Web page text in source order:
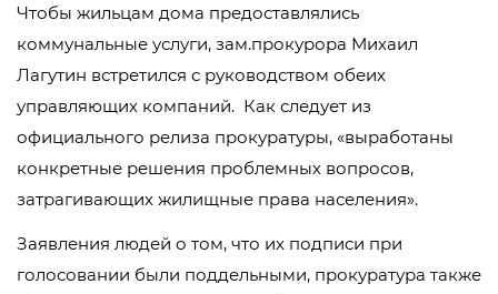
Чтобы жильцам дома предоставлялись
коммунальные услуги, зам.прокурора Михаил
Лагутин встретился с руководством обеих
управляющих компаний. Как следует из
официального релиза прокуратуры, «выработаны
конкретные решения проблемных вопросов,
затрагивающих жилищные права населения».
Заявления людей о том, что их подписи при
голосовании были поддельными, прокуратура также